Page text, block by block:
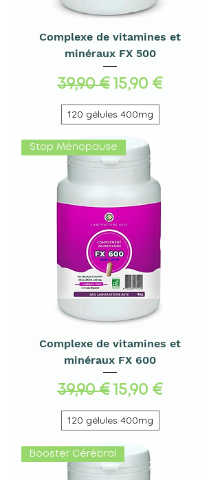
Complexe de vitamines et
minéraux FX 500
Prix original
39,90 €Prix
15,90 €
120 gélules 400mg
Stop Ménopause
Complexe de vitamines et
minéraux FX 600
Prix original
39,90 €Prix
15,90 €
120 gélules 400mg
Booster Cérébral